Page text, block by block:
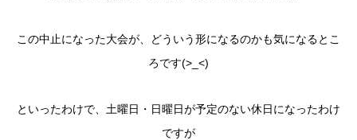
この中止になった大会が、どういう形になるのかも気になるとこ
ろです(>_<)
といったわけで、土曜日・日曜日が予定のない休日になったわけ
ですが